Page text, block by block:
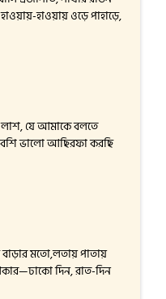
হাওয়ায় ওড়ে পাহাড়ে,
লাশ, যে আমাকে বলতে
ভালো আছিরফা করছি
মতো,লতায় পাতায়
দিন, রাত-দিন